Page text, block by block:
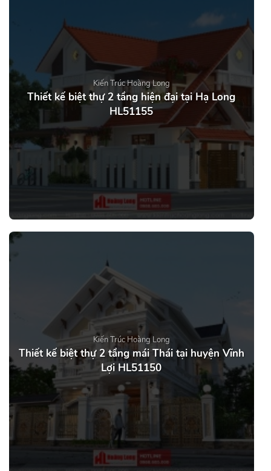
Kiến Trúc Hoàng Long
Thiết kế biệt thự 2 tầng hiện đại tại Hạ Long
HL51155
Kiến Trúc Hoàng Long
Thiết kế biệt thự 2 tầng mái Thái tại huyện Vĩnh
Lợi HL51150